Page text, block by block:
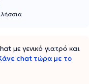
με γενικό γιατρό και
chat τώρα με το